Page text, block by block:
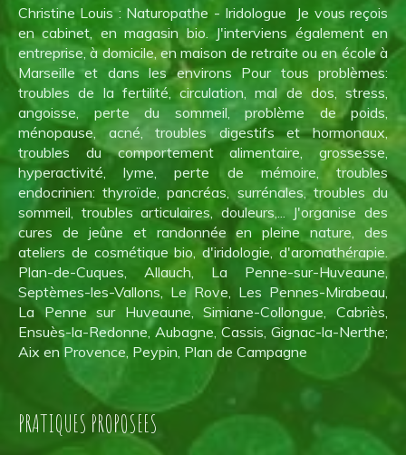
Christine Louis : Naturopathe - Iridologue Je vous reçois
en cabinet, en magasin bio. J'interviens également en
entreprise, à domicile, en maison de retraite ou en école à
Marseille et dans les environs Pour tous problèmes:
troubles de la fertilité, circulation, mal de dos, stress,
angoisse, perte du sommeil, problème de poids,
ménopause, acné, troubles digestifs et hormonaux,
troubles du comportement alimentaire, grossesse,
hyperactivité, lyme, perte de mémoire, troubles
endocrinien: thyroïde, pancréas, surrénales, troubles du
sommeil, troubles articulaires, douleurs,... J'organise des
cures de jeûne et randonnée en pleine nature, des
ateliers de cosmétique bio, d'iridologie, d'aromathérapie.
Plan-de-Cuques, Allauch, La Penne-sur-Huveaune,
Septèmes-les-Vallons, Le Rove, Les Pennes-Mirabeau,
La Penne sur Huveaune, Simiane-Collongue, Cabriès,
Ensuès-la-Redonne, Aubagne, Cassis, Gignac-la-Nerthe;
Aix en Provence, Peypin, Plan de Campagne
PRATIQUES PROPOSEES